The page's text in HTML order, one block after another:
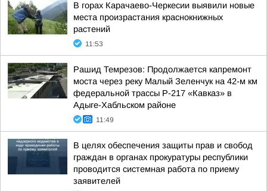
В горах Карачаево-Черкесии выявили новые
места произрастания краснокнижных
растений
11:53
Рашид Темрезов: Продолжается капремонт
моста через реку Малый Зеленчук на 42-м км
федеральной трассы Р-217 «Кавказ» в
Адыге-Хабльском районе
11:49
В целях обеспечения защиты прав и свобод
граждан в органах прокуратуры республики
проводится системная работа по приему
заявителей